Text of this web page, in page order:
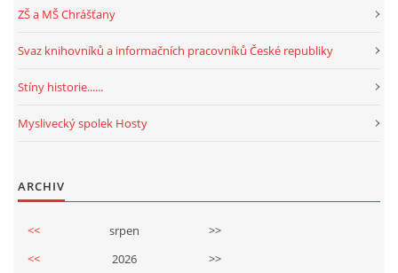
ZŠ a MŠ Chrášťany
Svaz knihovníků a informačních pracovníků České republiky
Stíny historie......
Myslivecký spolek Hosty
ARCHIV
<< srpen
>>
<<
2026
>>